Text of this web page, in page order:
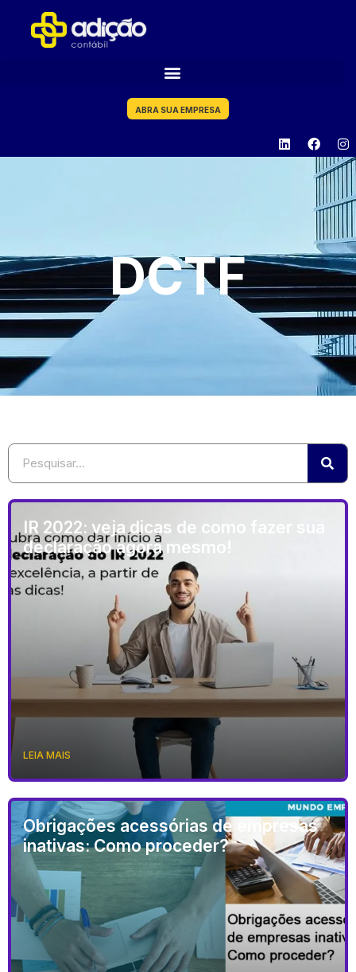
ABRA SUA EMPRESA
DCTF
IR 2022: veja dicas de como fazer sua
declaração agora mesmo!
LEIA MAIS
Obrigações acessórias de empresas
inativas: Como proceder?